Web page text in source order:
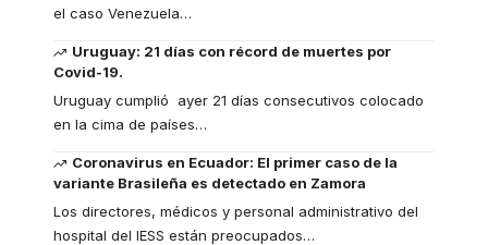
el caso Venezuela…
Uruguay: 21 días con récord de muertes por
Covid-19.
Uruguay cumplió ayer 21 días consecutivos colocado
en la cima de países…
Coronavirus en Ecuador: El primer caso de la
variante Brasileña es detectado en Zamora
Los directores, médicos y personal administrativo del
hospital del IESS están preocupados…